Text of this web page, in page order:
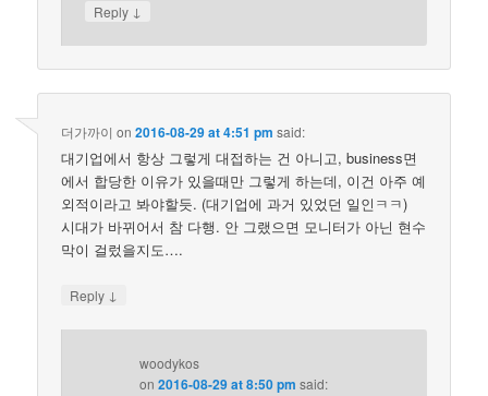
Reply ↓
더가까이 on2016-08-29 at 4:51 pm said:
대기업에서 항상 그렇게 대접하는 건 아니고, business면
에서 합당한 이유가 있을때만 그렇게 하는데, 이건 아주 예
외적이라고 봐야할듯. (대기업에 과거 있었던 일인ㅋㅋ)
시대가 바뀌어서 참 다행. 안 그랬으면 모니터가 아닌 현수
막이 걸렀을지도….
Reply ↓
woodykos
on2016-08-29 at 8:50 pm said: